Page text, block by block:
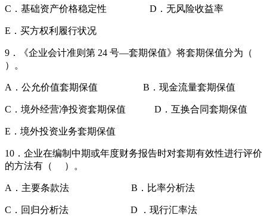
C．基础资产价格稳定性 D．无风险收益率
E．买方权利履行状况
9．《企业会计准则第 24 号—套期保值》将套期保值分为（
）。
A．公允价值套期保值 B．现金流量套期保值
C．境外经营净投资套期保值 D．互换合同套期保值
E．境外投资业务套期保值
10．企业在编制中期或年度财务报告时对套期有效性进行评价
的方法有（ ）。
A．主要条款法 B．比率分析法
C．回归分析法 D ．现行汇率法